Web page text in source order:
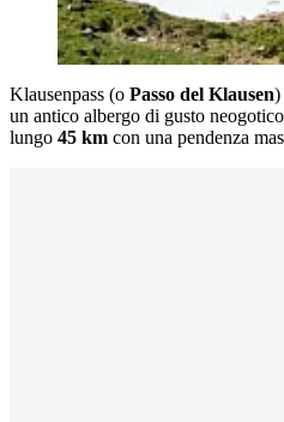
Klausenpass (o Passo del Klausen)
un antico albergo di gusto
lungo 45 km con una pendenza